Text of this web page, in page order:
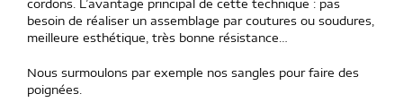
cordons. L’avantage principal de cette technique : pas
besoin de réaliser un assemblage par coutures ou soudures,
meilleure esthétique, très bonne résistance…
Nous surmoulons par exemple nos sangles pour faire des
poignées.